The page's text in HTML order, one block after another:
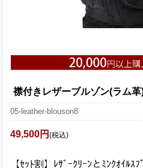
襟付きレザーブルゾン(ラム革
05-leather-blouson8
49,500円 (税込)
【ｾｯﾄ割】ﾚｻﾞｰｸﾘｰﾝとﾐﾝｸｵｲﾙｽ